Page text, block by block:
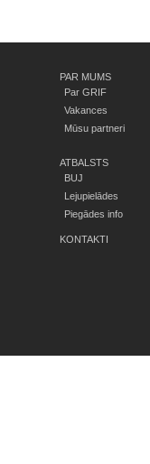
PAR MUMS
Par GRIF
Vakances
Mūsu partneri
ATBALSTS
BUJ
Lejupielādes
Piegādes info
KONTAKTI